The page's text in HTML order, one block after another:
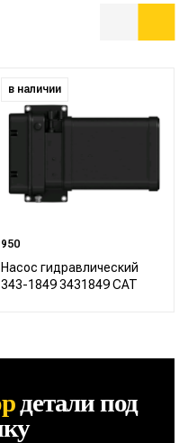
в наличии
950
Насос гидравлический
343-1849 3431849 CAT
деталипод